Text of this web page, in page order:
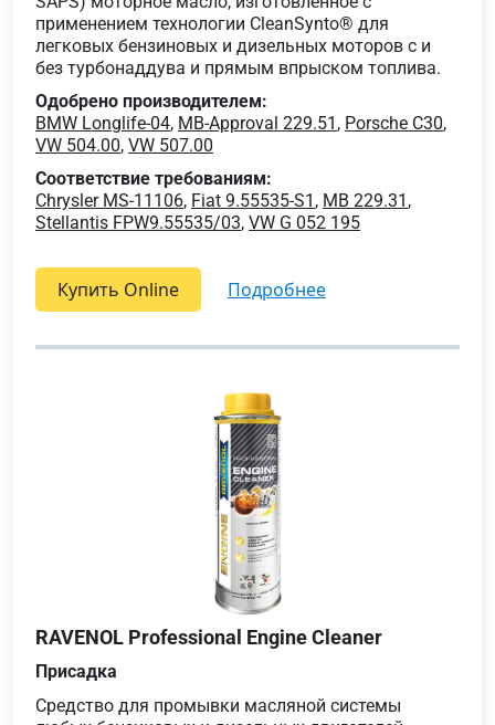
применением технологии CleanSynto® для
легковых бензиновых и дизельных моторов с и
без турбонаддува и прямым впрыском топлива.
Одобрено производителем:
BMW Longlife-04, MB-Approval 229.51 , Porsche C30,
VW 504.00, VW 507.00
Соответствие требованиям:
Chrysler MS-11106, Fiat 9.55535-S1 , MB 229.31 ,
Stellantis FPW9.55535/03, VW G 052 195
Купить Online подробнее
RAVENOL Professional Engine Cleaner
Присадка
Средство для промывки масляной системы